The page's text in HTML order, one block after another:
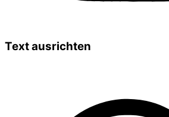
Text ausrichten